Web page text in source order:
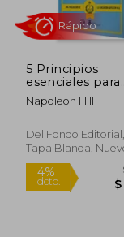
dcto.
5 Principios
esenciales para
hackear tu
Napoleon Hill
Del Fondo Editorial,
Tapa Blanda,